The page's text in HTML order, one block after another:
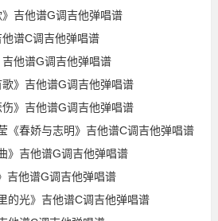
吉他谱G调吉他弹唱谱
谱C调吉他弹唱谱
他谱G调吉他弹唱谱
》吉他谱G调吉他弹唱谱
》吉他谱G调吉他弹唱谱
《春娇与志明》吉他谱C调吉他弹唱谱
》吉他谱G调吉他弹唱谱
吉他谱G调吉他弹唱谱
的光》吉他谱C调吉他弹唱谱